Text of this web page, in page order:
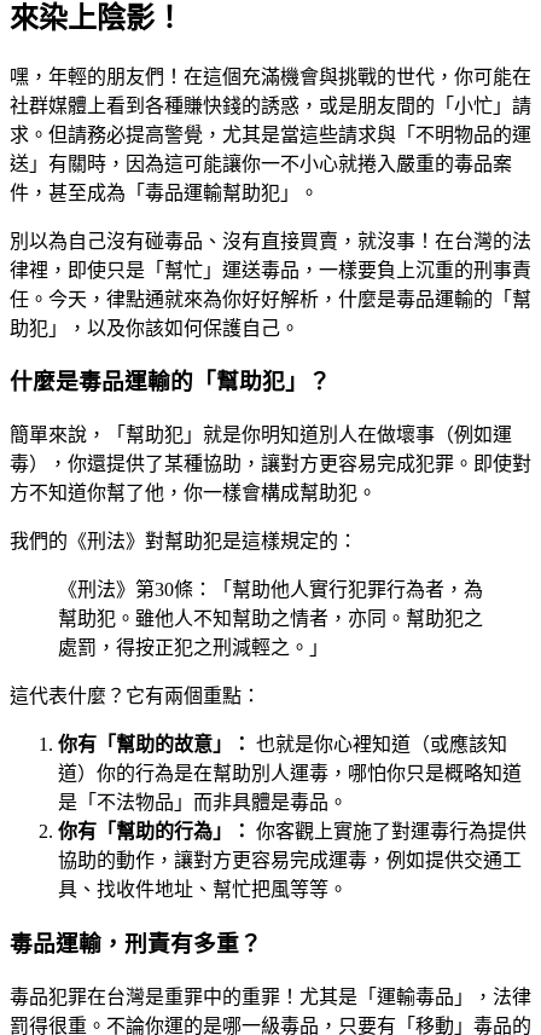
來染上陰影！
嘿，年輕的朋友們！在這個充滿機會與挑戰的世代，你可能在
社群媒體上看到各種賺快錢的誘惑，或是朋友間的「小忙」請
求。但請務必提高警覺，尤其是當這些請求與「不明物品的運
送」有關時，因為這可能讓你一不小心就捲入嚴重的毒品案
件，甚至成為「毒品運輸幫助犯」。
別以為自己沒有碰毒品、沒有直接買賣，就沒事！在台灣的法
律裡，即使只是「幫忙」運送毒品，一樣要負上沉重的刑事責
任。今天，律點通就來為你好好解析，什麼是毒品運輸的「幫
助犯」，以及你該如何保護自己。
什麼是毒品運輸的「幫助犯」？
簡單來說，「幫助犯」就是你明知道別人在做壞事（例如運
毒），你還提供了某種協助，讓對方更容易完成犯罪。即使對
方不知道你幫了他，你一樣會構成幫助犯。
我們的《刑法》對幫助犯是這樣規定的：
《刑法》第30條：「幫助他人實行犯罪行為者，為
幫助犯。雖他人不知幫助之情者，亦同。幫助犯之
處罰，得按正犯之刑減輕之。」
這代表什麼？它有兩個重點：
你有「幫助的故意」： 也就是你心裡知道（或應該知
道）你的行為是在幫助別人運毒，哪怕你只是概略知道
是「不法物品」而非具體是毒品。
你有「幫助的行為」： 你客觀上實施了對運毒行為提供
協助的動作，讓對方更容易完成運毒，例如提供交通工
具、找收件地址、幫忙把風等等。
毒品運輸，刑責有多重？
毒品犯罪在台灣是重罪中的重罪！尤其是「運輸毒品」，法律
罰得很重。不論你運的是哪一級毒品，只要有「移動」毒品的